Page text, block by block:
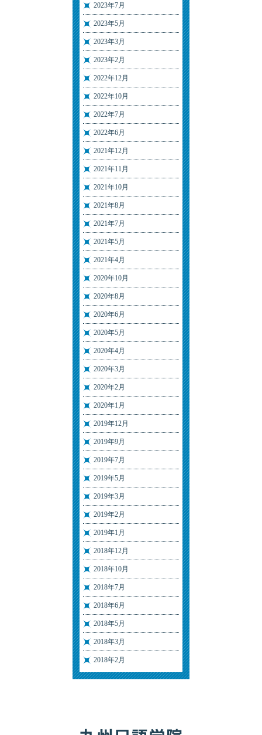
2023年7月
2023年5月
2023年3月
2023年2月
2022年12月
2022年10月
2022年7月
2022年6月
2021年12月
2021年11月
2021年10月
2021年8月
2021年7月
2021年5月
2021年4月
2020年10月
2020年8月
2020年6月
2020年5月
2020年4月
2020年3月
2020年2月
2020年1月
2019年12月
2019年9月
2019年7月
2019年5月
2019年3月
2019年2月
2019年1月
2018年12月
2018年10月
2018年7月
2018年6月
2018年5月
2018年3月
2018年2月